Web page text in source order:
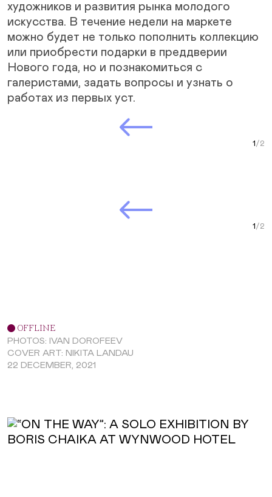
художников и развития рынка молодого
искусства. В течение недели на маркете
можно будет не только пополнить коллекцию
или приобрести подарки в преддверии
Нового года, но и познакомиться с
галеристами, задать вопросы и узнать о
работах из первых уст.
OFFLINE
PHOTOS: IVAN DOROFEEV
COVER ART: NIKITA LANDAU
22 DECEMBER, 2021